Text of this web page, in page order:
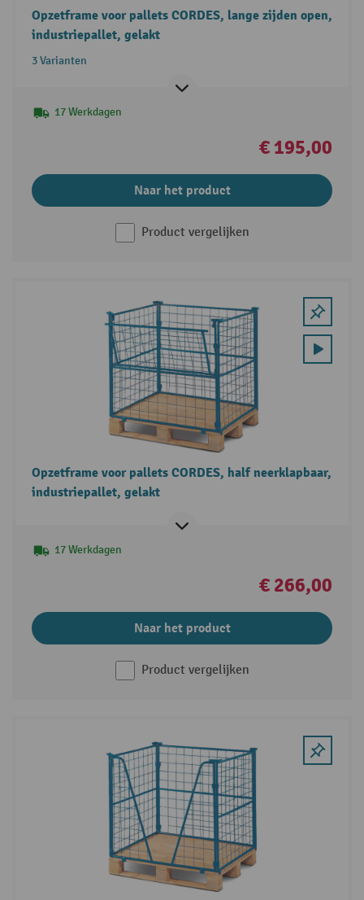
Opzetframe voor pallets CORDES, lange zijden open,
industriepallet, gelakt
3 Varianten
17 Werkdagen
€ 195,00
Naar het product
Product vergelijken
Opzetframe voor pallets CORDES, half neerklapbaar,
industriepallet, gelakt
17 Werkdagen
€ 266,00
Naar het product
Product vergelijken